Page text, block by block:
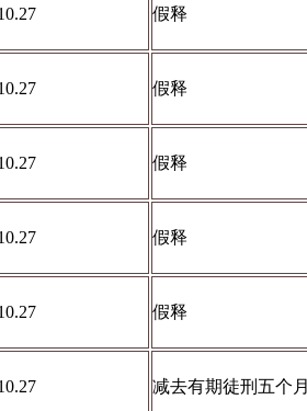
假释
假释
假释
假释
假释
减去有期徒刑五个月